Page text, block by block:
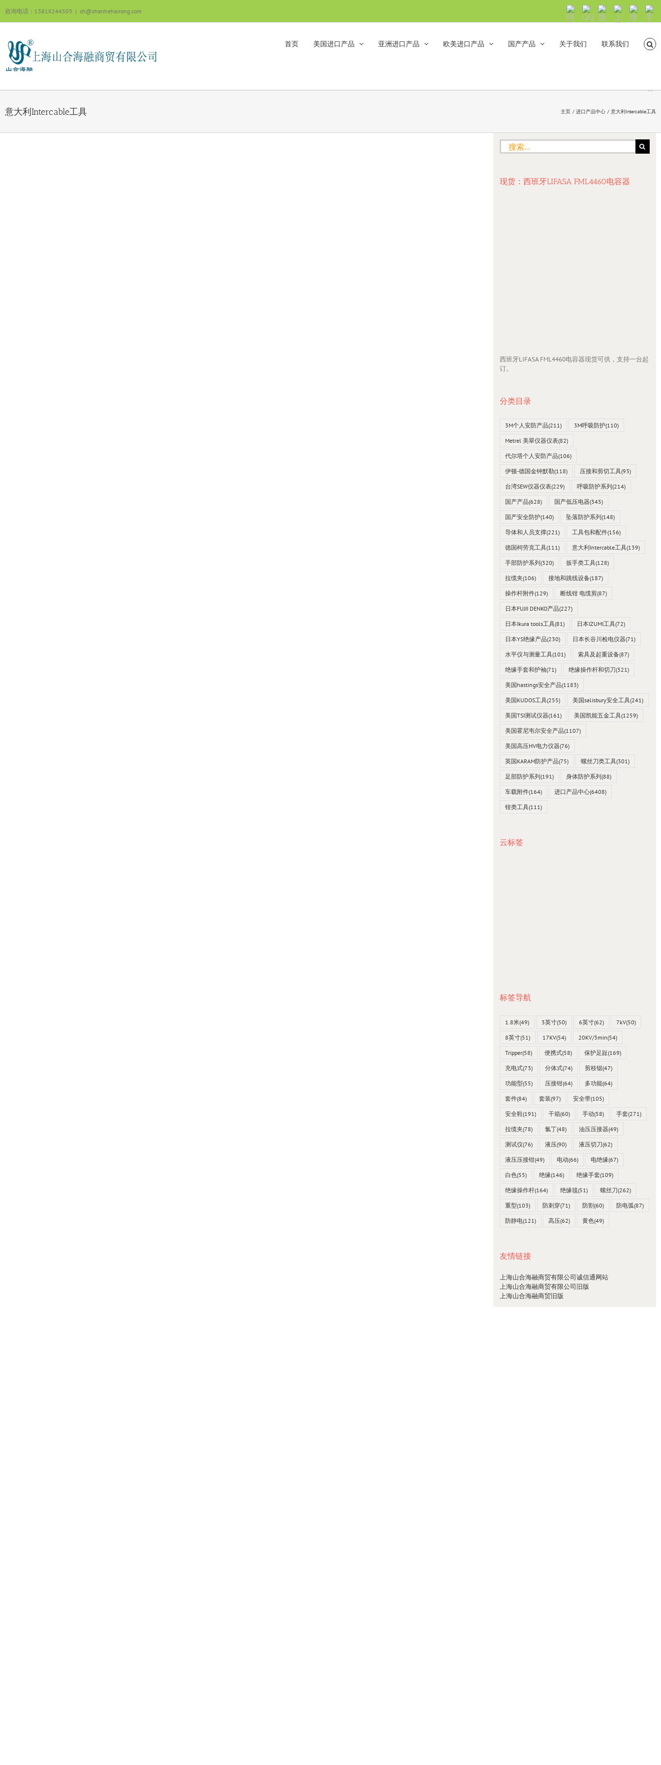
过
内
咨询电话：13818244503 | sh@shanhehairong.com
阿
里
沟
QQ
交
微
信
号：
shanhehairong
上
海
海
微
信
手
机
览
直
接
首页 美国进口产品 亚洲进口产品 欧美进口产品 国产产品 关于我们 联系我们
意大利Intercable工具 主页 进口产品中心 意大利Intercable工具
搜
索：
现货：西班牙LIFASA FML4460电容器
西班牙LIFASA FML4460电容器现货可供，支持一台起
订。
分类目录
3M个人安防产品(211) 3M呼吸防护(110)
Metrel 美翠仪器仪表(82)
代尔塔个人安防产品(106)
伊顿-德国金钟默勒(118) 压接和剪切工具(93)
台湾SEW仪器仪表(229) 呼吸防护系列(214)
国产产品(628) 国产低压电器(345)
国产安全防护(140) 坠落防护系列(148)
导体和人员支撑(221) 工具包和配件(156)
德国柯劳克工具(111) 意大利Intercable工具(139)
手部防护系列(320) 扳手类工具(128)
拉缆夹(106) 接地和跳线设备(187)
操作杆附件(129) 断线钳 电缆剪(87)
日本FUJII DENKO产品(227)
日本Ikura tools工具(81) 日本IZUMI工具(72)
日本YS绝缘产品(230) 日本长谷川检电仪器(71)
水平仪与测量工具(101) 索具及起重设备(87)
绝缘手套和护袖(71) 绝缘操作杆和切刀(321)
美国hastings安全产品(1183)
美国KUDOS工具(255) 美国salisbury安全工具(241)
美国TSI测试仪器(161) 美国凯能五金工具(1259)
美国霍尼韦尔安全产品(1107)
美国高压HV电力仪器(76)
英国KARAM防护产品(75) 螺丝刀类工具(301)
足部防护系列(191) 身体防护系列(88)
车载附件(164) 进口产品中心(6408)
钳类工具(111)
云标签
标签导航
1.8米(49) 3英寸(50) 6英寸(62) 7kV(50)
8英寸(51) 17KV(54) 20KV/3min(54)
Tripper(58) 便携式(58) 保护足趾(169)
充电式(73) 分体式(74) 剪枝锯(47)
功能型(55) 压接钳(64) 多功能(64)
套件(84) 套装(97) 安全带(105)
安全鞋(191) 干箱(60) 手动(58) 手套(271)
拉缆夹(78) 氯丁(48) 油压压接器(49)
测试仪(76) 液压(90) 液压切刀(62)
液压压接钳(49) 电动(66) 电绝缘(67)
白色(55) 绝缘(146) 绝缘手套(109)
绝缘操作杆(164) 绝缘毯(51) 螺丝刀(262)
重型(103) 防刺穿(71) 防割(60) 防电弧(87)
防静电(121) 高压(62) 黄色(49)
友情链接
上海山合海融商贸有限公司诚信通网站
上海山合海融商贸有限公司旧版
上海山合海融商贸旧版